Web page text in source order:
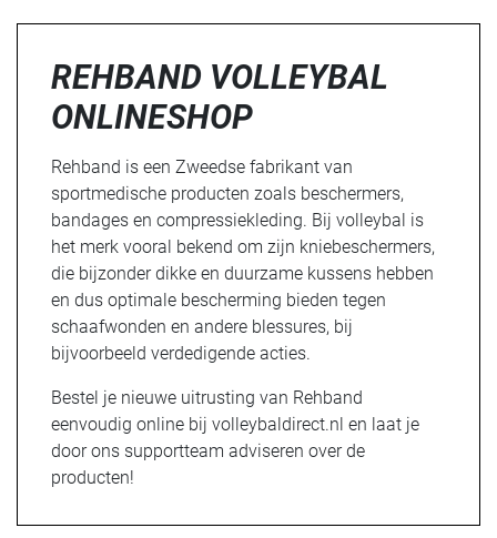
REHBAND VOLLEYBAL
ONLINESHOP
Rehband is een Zweedse fabrikant van
sportmedische producten zoals beschermers,
bandages en compressiekleding. Bij volleybal is
het merk vooral bekend om zijn kniebeschermers,
die bijzonder dikke en duurzame kussens hebben
en dus optimale bescherming bieden tegen
schaafwonden en andere blessures, bij
bijvoorbeeld verdedigende acties.
Bestel je nieuwe uitrusting van Rehband
eenvoudig online bij volleybaldirect.nl en laat je
door ons supportteam adviseren over de
producten!